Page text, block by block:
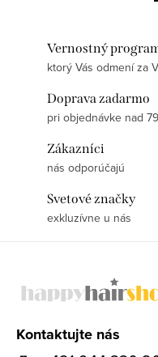
Vernostný
ktorý Vás odmení za
Doprava zadarmo
pri objednávke nad
Zákazníci
nás odporúčajú
Svetové značky
exkluzívne u nás
Kontaktujte nás